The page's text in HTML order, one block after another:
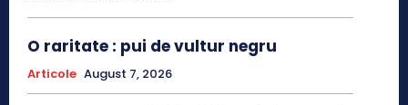
O raritate : pui de vultur negru
Articole August 7, 2026